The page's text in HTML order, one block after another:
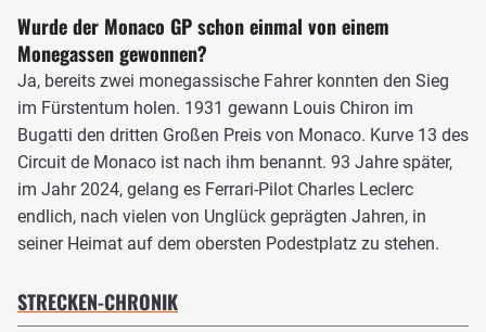
nicht perfekt oder das Tempo muss wegen Verkehr
zusätzlich verlangsamt werden, müssen die Piloten
teilweise sogar die Kupplung ziehen, damit der Motor im
Standgas nicht für Vortrieb sorgt.
Wurde der Monaco GP schon einmal von einem
Monegassen gewonnen?
Ja, bereits zwei monegassische Fahrer konnten den Sieg
im Fürstentum holen. 1931 gewann Louis Chiron im
Bugatti den dritten Großen Preis von Monaco. Kurve 13 des
Circuit de Monaco ist nach ihm benannt. 93 Jahre später,
im Jahr 2024, gelang es Ferrari-Pilot Charles Leclerc
endlich, nach vielen von Unglück geprägten Jahren, in
seiner Heimat auf dem obersten Podestplatz zu stehen.
STRECKEN-CHRONIK